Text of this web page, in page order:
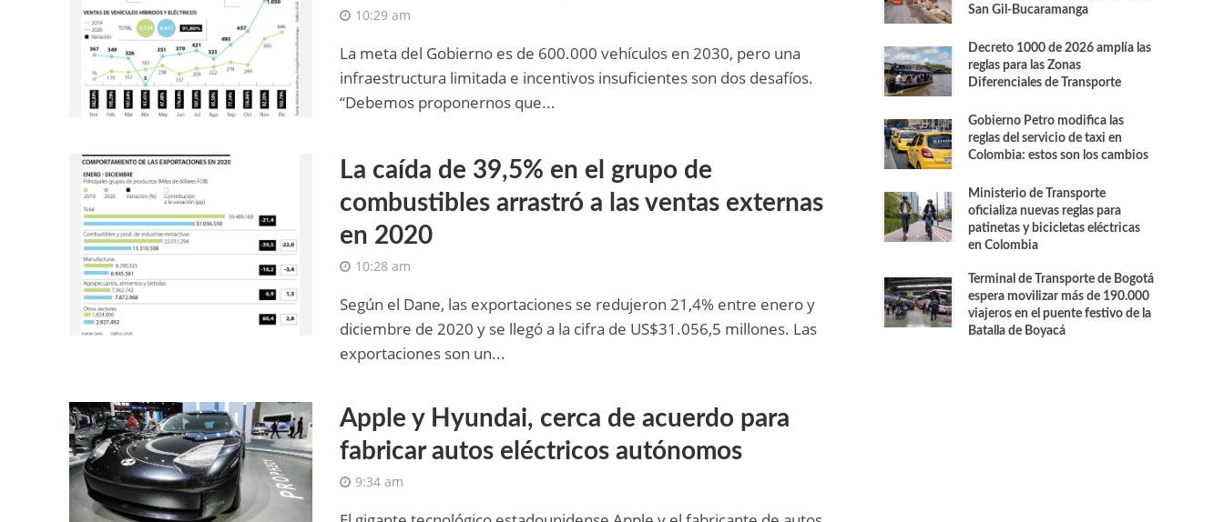
10:29 am
La meta del Gobierno es de 600.000 vehículos en 2030, pero una
infraestructura limitada e incentivos insuficientes son dos desafíos.
“Debemos proponernos que...
La caída de 39,5% en el grupo de
combustibles arrastró a las ventas externas
en 2020
10:28 am
Según el Dane, las exportaciones se redujeron 21,4% entre enero y
diciembre de 2020 y se llegó a la cifra de US$31.056,5 millones. Las
exportaciones son un...
Apple y Hyundai, cerca de acuerdo para
fabricar autos eléctricos autónomos
9:34 am
San Gil-Bucaramanga
Decreto 1000 de 2026 amplía las
reglas para las Zonas
Diferenciales de Transporte
Gobierno Petro modifica las
reglas del servicio de taxi en
Colombia: estos son los cambios
Ministerio de Transporte
oficializa nuevas reglas para
patinetas y bicicletas eléctricas
en Colombia
Terminal de Transporte de Bogotá
espera movilizar más de 190.000
viajeros en el puente festivo de la
Batalla de Boyacá